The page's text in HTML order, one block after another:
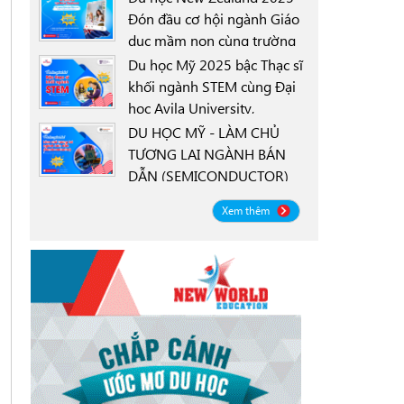
Đón đầu cơ hội ngành Giáo
dục mầm non cùng trường
New Zealand Tertiary
College NZTC
Du học Mỹ 2025 bậc Thạc sĩ
khối ngành STEM cùng Đại
học Avila University,
Goodyear, Arizona
0000-00-00
DU HỌC MỸ - LÀM CHỦ
TƯƠNG LAI NGÀNH BÁN
DẪN (SEMICONDUCTOR)
CÙNG ĐẠI HỌC OREGON
STATE UNIVERSITY OSU
Xem thêm